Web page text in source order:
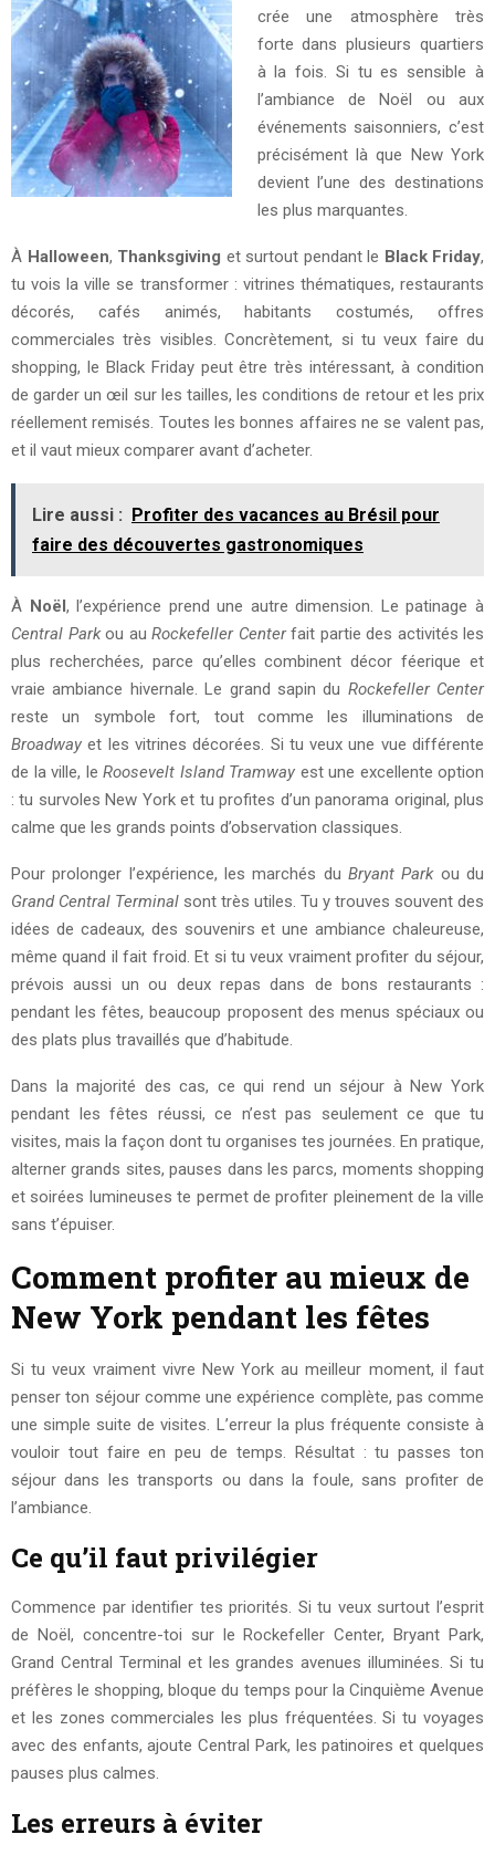
crée une atmosphère très
forte dans plusieurs quartiers
à la fois. Si tu es sensible à
l’ambiance de Noël ou aux
événements saisonniers, c’est
précisément là que New York
devient l’une des destinations
les plus marquantes.
À Halloween, Thanksgiving et surtout pendant le Black Friday,
tu vois la ville se transformer : vitrines thématiques, restaurants
décorés, cafés animés, habitants costumés, offres
commerciales très visibles. Concrètement, si tu veux faire du
shopping, le Black Friday peut être très intéressant, à condition
de garder un œil sur les tailles, les conditions de retour et les prix
réellement remisés. Toutes les bonnes affaires ne se valent pas,
et il vaut mieux comparer avant d’acheter.
Lire aussi : Profiter des vacances au Brésil pour
faire des découvertes gastronomiques
À Noël, l’expérience prend une autre dimension. Le patinage à
Central Parkou au Rockefeller Centerfait partie des activités les
plus recherchées, parce qu’elles combinent décor féerique et
vraie ambiance hivernale. Le grand sapin du Rockefeller Center
reste un symbole fort, tout comme les illuminations de
Broadway et les vitrines décorées. Si tu veux une vue différente
de la ville, le Roosevelt Island Tramway est une excellente option
: tu survoles New York et tu profites d’un panorama original, plus
calme que les grands points d’observation classiques.
Pour prolonger l’expérience, les marchés du Bryant Parkou du
Grand Central Terminal sont très utiles. Tu y trouves souvent des
idées de cadeaux, des souvenirs et une ambiance chaleureuse,
même quand il fait froid. Et si tu veux vraiment profiter du séjour,
prévois aussi un ou deux repas dans de bons restaurants :
pendant les fêtes, beaucoup proposent des menus spéciaux ou
des plats plus travaillés que d’habitude.
Dans la majorité des cas, ce qui rend un séjour à New York
pendant les fêtes réussi, ce n’est pas seulement ce que tu
visites, mais la façon dont tu organises tes journées. En pratique,
alterner grands sites, pauses dans les parcs, moments shopping
et soirées lumineuses te permet de profiter pleinement de la ville
sans t’épuiser.
Comment profiter au mieux de
New York pendant les fêtes
Si tu veux vraiment vivre New York au meilleur moment, il faut
penser ton séjour comme une expérience complète, pas comme
une simple suite de visites. L’erreur la plus fréquente consiste à
vouloir tout faire en peu de temps. Résultat : tu passes ton
séjour dans les transports ou dans la foule, sans profiter de
l’ambiance.
Ce qu’il faut privilégier
Commence par identifier tes priorités. Si tu veux surtout l’esprit
de Noël, concentre-toi sur le Rockefeller Center, Bryant Park,
Grand Central Terminal et les grandes avenues illuminées. Si tu
préfères le shopping, bloque du temps pour la Cinquième Avenue
et les zones commerciales les plus fréquentées. Si tu voyages
avec des enfants, ajoute Central Park, les patinoires et quelques
pauses plus calmes.
Les erreurs à éviter